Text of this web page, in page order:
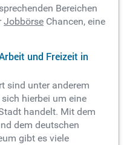
Bereichen
Jobbörse Chancen, eine
und Freizeit in
sind unter anderem
hierbei um eine
handelt. Mit dem
dem deutschen
gibt es viele